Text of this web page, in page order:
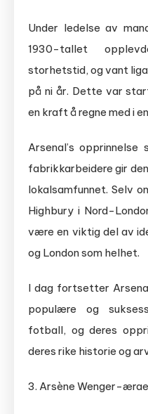
Under ledelse av
1930-tallet
storhetstid, og vant
på ni år. Dette var
en kraft å regne med i
Arsenal’s
fabrikkarbeidere gir
lokalsamfunnet. Selv
Highbury i Nord-
være en viktig del av
og London som helhet.
I dag fortsetter
populære og
fotball, og deres
deres rike historie og
3. Arsène Wenger-